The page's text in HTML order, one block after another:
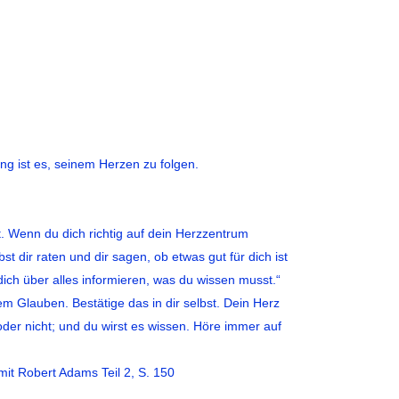
ist es, seinem Herzen zu folgen.
Wenn du dich richtig auf dein Herzzentrum
dir raten und dir sagen, ob etwas gut für dich ist
über alles informieren, was du wissen musst.“
Glauben. Bestätige das in dir selbst. Dein Herz
nicht; und du wirst es wissen. Höre immer auf
Robert Adams Teil 2, S. 150